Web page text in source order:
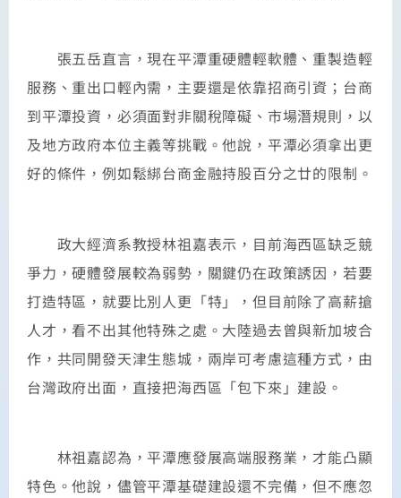
張五岳直言，現在平潭重硬體輕軟體、重製造輕
服務、重出口輕內需，主要還是依靠招商引資；台商
到平潭投資，必須面對非關稅障礙、市場潛規則，以
及地方政府本位主義等挑戰。他說，平潭必須拿出更
好的條件，例如鬆綁台商金融持股百分之廿的限制。
政大經濟系教授林祖嘉表示，目前海西區缺乏競
爭力，硬體發展較為弱勢，關鍵仍在政策誘因，若要
打造特區，就要比別人更「特」，但目前除了高薪搶
人才，看不出其他特殊之處。大陸過去曾與新加坡合
作，共同開發天津生態城，兩岸可考慮這種方式，由
台灣政府出面，直接把海西區「包下來」建設。
林祖嘉認為，平潭應發展高端服務業，才能凸顯
特色。他說，儘管平潭基礎建設還不完備，但不應忽